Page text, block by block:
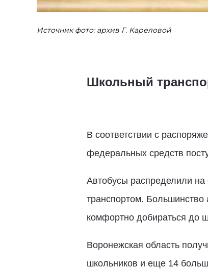
Источник фото: архив Г. Кареловой
Школьный
В соответствии с
федеральных средств
Автобусы распределили на
транспортом. Большинство
комфортно добираться до
Воронежская область
школьников и еще 14